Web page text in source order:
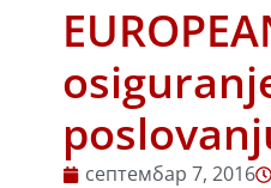
септембар 7, 2016